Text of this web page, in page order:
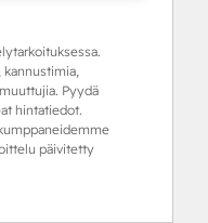
kannustimia,
Pyydä
hintatiedot.
päivitetty